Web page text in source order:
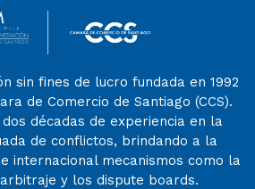
sin fines de lucro fundada en 1992
de Comercio de Santiago (CCS).
décadas de experiencia en la
de conflictos, brindando a la
internacional mecanismos como la
y los dispute boards.